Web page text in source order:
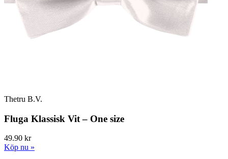
Thetru B.V.
Fluga Klassisk Vit – One size
49.90 kr
Köp nu »